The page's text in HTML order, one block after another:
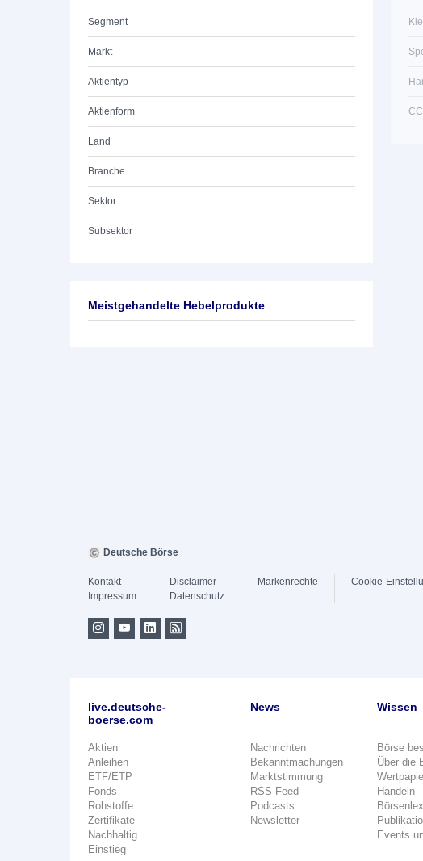
Segment
Markt
Aktientyp
Aktienform
Land
Branche
Sektor
Subsektor
Meistgehandelte Hebelprodukte
Deutsche Börse
Kontakt
Impressum
Disclaimer
Datenschutz
Markenrechte Cookie-
live.deutsche-
boerse.com
Aktien
Anleihen
ETF/ETP
Fonds
Rohstoffe
Zertifikate
Nachhaltig
Einstieg
News
Nachrichten
Bekanntmachungen
Marktstimmung
RSS-Feed
Podcasts
Newsletter
Wissen
Börse
Über die
Handeln
Events